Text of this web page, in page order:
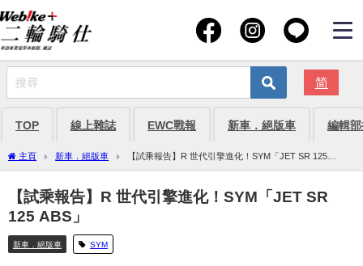
简
TOP 線上雜誌 EWC戰報 新車．絕版車 編輯
主頁 新車．絕版車
【試乘報告】R 世代引擎進化！SYM「JET SR 125
ABS」
【試乘報告】R 世代引擎進化！SYM「JET SR
125 ABS」
新車．絕版車 SYM